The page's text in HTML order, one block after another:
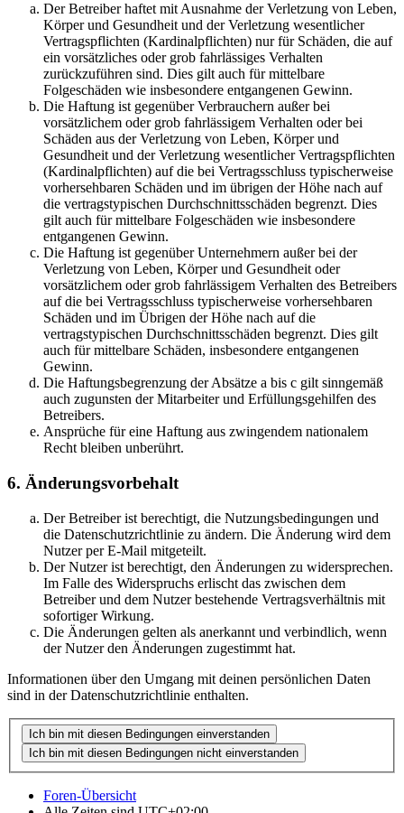
Der Betreiber haftet mit Ausnahme der Verletzung von Leben,
Körper und Gesundheit und der Verletzung wesentlicher
Vertragspflichten (Kardinalpflichten) nur für Schäden, die auf
ein vorsätzliches oder grob fahrlässiges Verhalten
zurückzuführen sind. Dies gilt auch für mittelbare
Folgeschäden wie insbesondere entgangenen Gewinn.
Die Haftung ist gegenüber Verbrauchern außer bei
vorsätzlichem oder grob fahrlässigem Verhalten oder bei
Schäden aus der Verletzung von Leben, Körper und
Gesundheit und der Verletzung wesentlicher Vertragspflichten
(Kardinalpflichten) auf die bei Vertragsschluss typischerweise
vorhersehbaren Schäden und im übrigen der Höhe nach auf
die vertragstypischen Durchschnittsschäden begrenzt. Dies
gilt auch für mittelbare Folgeschäden wie insbesondere
entgangenen Gewinn.
Die Haftung ist gegenüber Unternehmern außer bei der
Verletzung von Leben, Körper und Gesundheit oder
vorsätzlichem oder grob fahrlässigem Verhalten des Betreibers
auf die bei Vertragsschluss typischerweise vorhersehbaren
Schäden und im Übrigen der Höhe nach auf die
vertragstypischen Durchschnittsschäden begrenzt. Dies gilt
auch für mittelbare Schäden, insbesondere entgangenen
Gewinn.
Die Haftungsbegrenzung der Absätze a bis c gilt sinngemäß
auch zugunsten der Mitarbeiter und Erfüllungsgehilfen des
Betreibers.
Ansprüche für eine Haftung aus zwingendem nationalem
Recht bleiben unberührt.
6. Änderungsvorbehalt
Der Betreiber ist berechtigt, die Nutzungsbedingungen und
die Datenschutzrichtlinie zu ändern. Die Änderung wird dem
Nutzer per E-Mail mitgeteilt.
Der Nutzer ist berechtigt, den Änderungen zu widersprechen.
Im Falle des Widerspruchs erlischt das zwischen dem
Betreiber und dem Nutzer bestehende Vertragsverhältnis mit
sofortiger Wirkung.
Die Änderungen gelten als anerkannt und verbindlich, wenn
der Nutzer den Änderungen zugestimmt hat.
Informationen über den Umgang mit deinen persönlichen Daten
sind in der Datenschutzrichtlinie enthalten.
Foren-Übersicht